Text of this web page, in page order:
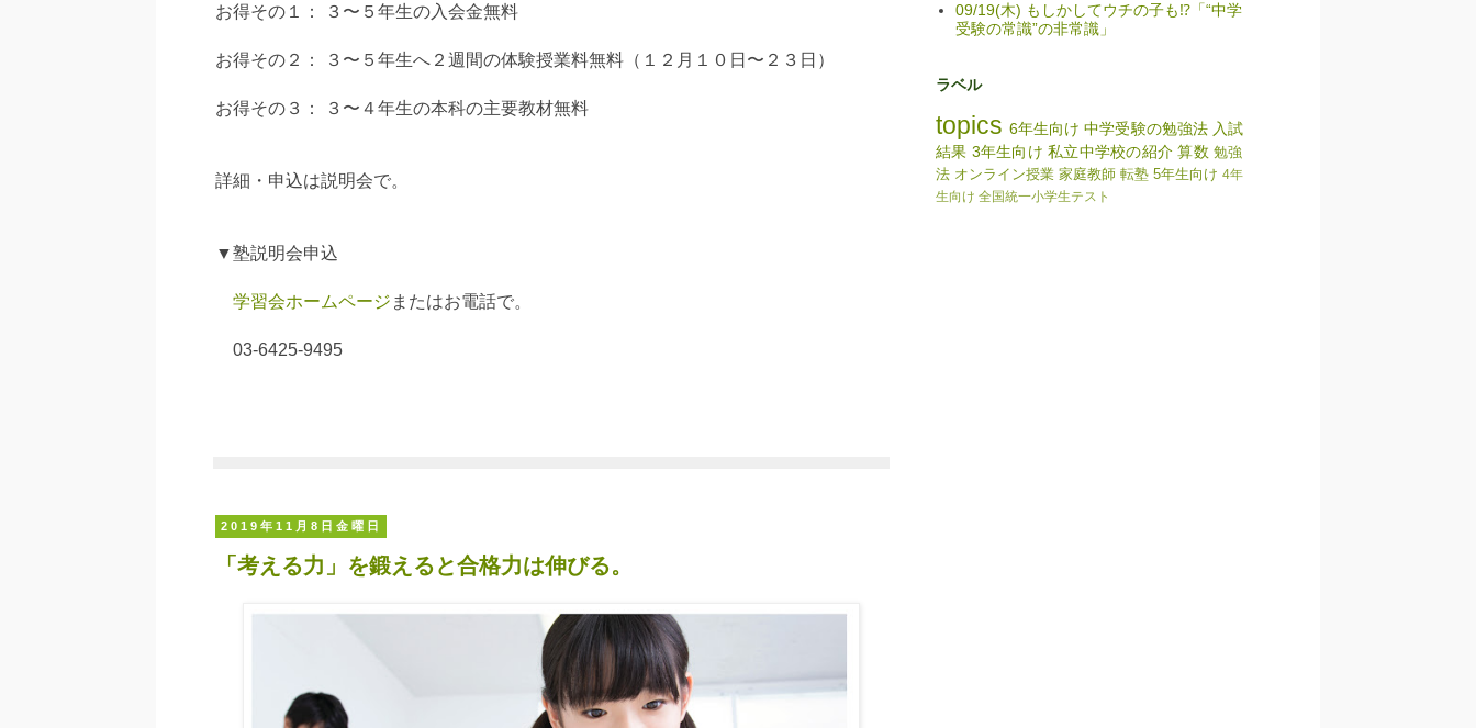
お得その１： ３〜５年生の入会金無料
お得その２： ３〜５年生へ２週間の体験授業料無料（１２月１０日〜２３日）
お得その３： ３〜４年生の本科の主要教材無料
詳細・申込は説明会で。
▼塾説明会申込
学習会ホームページ またはお電話で。
03-6425-9495
2019年11月8日金曜日
「考える力」を鍛えると合格力は伸びる。
09/19(木) もしかしてウチの子も⁉「“中学
受験の常識”の非常識」
ラベル
topics 6年生向け 中学受験の勉強法 入試
結果 3年生向け 私立中学校の紹介 算数 勉強
法 オンライン授業 家庭教師 転塾 5年生向け 4年
生向け 全国統一小学生テスト